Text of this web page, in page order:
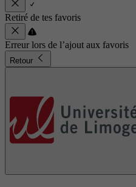
Retiré de tes favoris
Erreur lors de l’ajout aux favoris
Retour